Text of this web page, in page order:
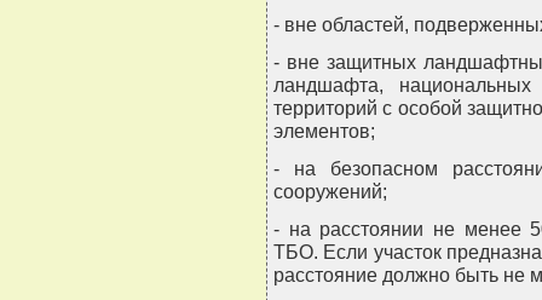
- вне областей,
- вне защитных
ландшафта,
территорий с особой
элементов;
- на безопасном
сооружений;
- на расстоянии не менее
ТБО. Если участок
расстояние должно быть не